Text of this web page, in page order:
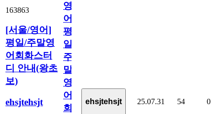
163863
[서울/영어]
평일/주말영
어회화스터
디 안내(왕초
보)
ehsjtehsjt
영
어]
평
일/
주
말
영
어
회
ehsjtehsjt 25.07.31 54 0